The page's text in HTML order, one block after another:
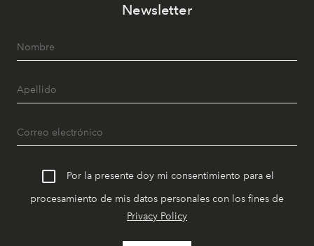
Newsletter
Por la presente doy mi consentimiento para el
procesamiento de mis datos personales con los fines de
Privacy Policy